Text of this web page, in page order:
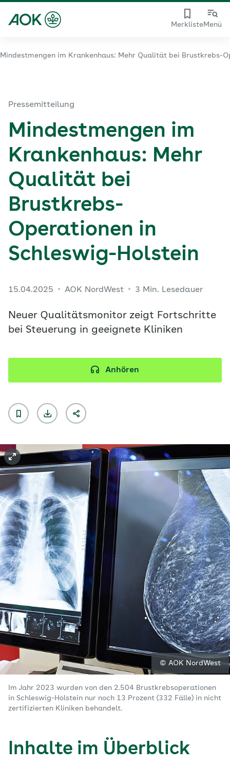
MerklisteMenü
Mindestmengen im Krankenhaus: Mehr Qualität bei Brustkrebs-
Pressemitteilung
Mindestmengen im
Krankenhaus: Mehr
Qualität bei
Brustkrebs-
Operationen in
Schleswig-Holstein
15.04.2025 AOK NordWest 3 Min. Lesedauer
Neuer Qualitätsmonitor zeigt Fortschritte
bei Steuerung in geeignete Kliniken
Anhören
© AOK NordWest
Im Jahr 2023 wurden von den 2.504 Brustkrebsoperationen
in Schleswig-Holstein nur noch 13 Prozent (332 Fälle) in nicht
zertifizierten Kliniken behandelt.
Inhalte im Überblick